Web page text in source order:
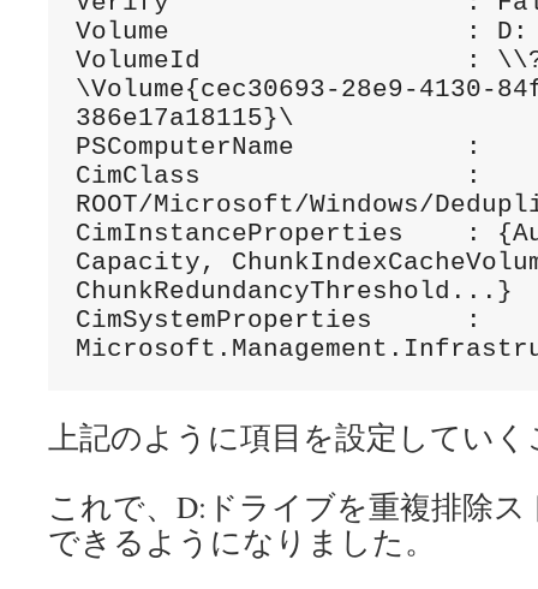
Volume                   : D:
VolumeId                 :
\Volume{cec30693-28e9-4130-
386e17a18115}\
PSComputerName           :
CimClass                 :
ROOT/Microsoft/Windows/
CimInstanceProperties    :
Capacity,
ChunkRedundancyThreshold...}
CimSystemProperties      :
上記のように項目を設定してい
これで、D:ドライブを重複排除
できるようになりました。